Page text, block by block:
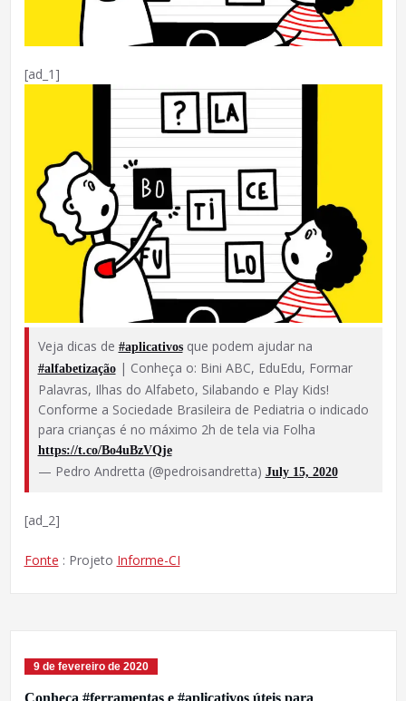
[ad_1]
Veja dicas de #aplicativosque podem ajudar na
#alfabetização| Conheça o: Bini ABC, EduEdu, Formar
Palavras, Ilhas do Alfabeto, Silabando e Play Kids!
Conforme a Sociedade Brasileira de Pediatria o indicado
para crianças é no máximo 2h de tela via Folha
https://t.co/Bo4uBzVQje
— Pedro Andretta (@pedroisandretta) July 15, 2020
[ad_2]
Fonte : Projeto Informe-CI
9 de fevereiro de 2020
Conheça #ferramentas e #aplicativos úteis para